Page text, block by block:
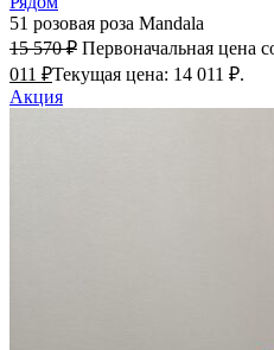
51 розовая роза Mandala
15 570₽ Первоначальная цена
011 ₽Текущая цена: 14 011 ₽.
Акция